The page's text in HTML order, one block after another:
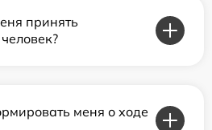
принять
меня о ходе